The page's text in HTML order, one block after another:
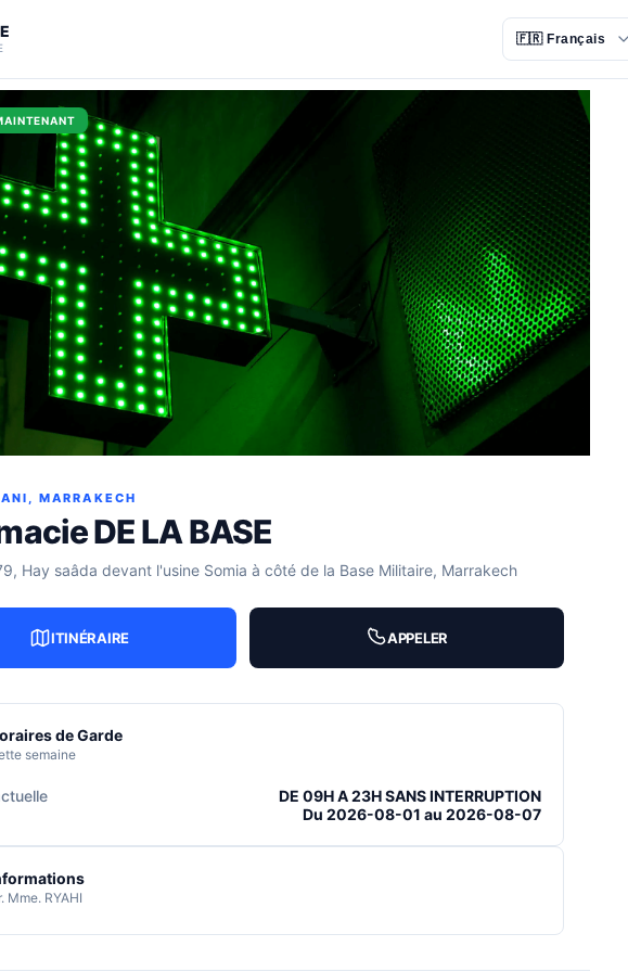
MARRAKECH
DE LA BASE
Hay saâda devant l'usine Somia à côté de la Base Militaire, Marrakech
ITINÉRAIRE APPELER
de Garde
semaine
DE 09H A 23H SANS INTERRUPTION
Du 2026-08-01 au 2026-08-07
Mme. RYAHI